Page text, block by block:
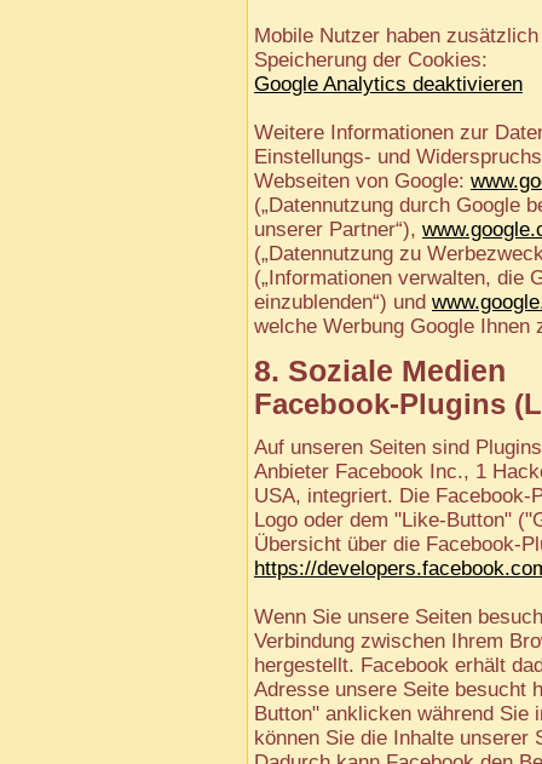
Mobile Nutzer haben
Speicherung der Cookies:
Google Analytics deaktivieren
Weitere Informationen zur
Einstellungs- und
Webseiten von Google:
(„Datennutzung durch Google
unserer Partner“),
(„Datennutzung zu
(„Informationen verwalten, die
einzublenden“) und
welche Werbung Google Ihnen
8. Soziale Medien
Facebook-Plugins
Auf unseren Seiten sind
Anbieter Facebook Inc., 1
USA, integriert. Die Facebook-
Logo oder dem "Like-Button"
Übersicht über die Facebook-
https://
Wenn Sie unsere Seiten
Verbindung zwischen Ihrem
hergestellt. Facebook erhält
Adresse unsere Seite besucht
Button" anklicken während Sie
können Sie die Inhalte unserer